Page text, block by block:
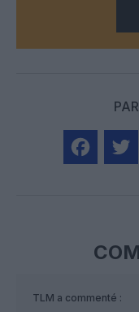
TLM a commenté :